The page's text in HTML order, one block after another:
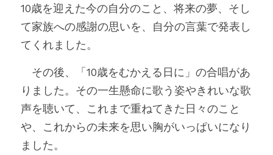
10歳を迎えた今の自分のこと、将来の夢、そし
て家族への感謝の思いを、自分の言葉で発表し
てくれました。
その後、「10歳をむかえる日に」の合唱があ
りました。その一生懸命に歌う姿やきれいな歌
声を聴いて、これまで重ねてきた日々のこと
や、これからの未来を思い胸がいっぱいになり
ました。